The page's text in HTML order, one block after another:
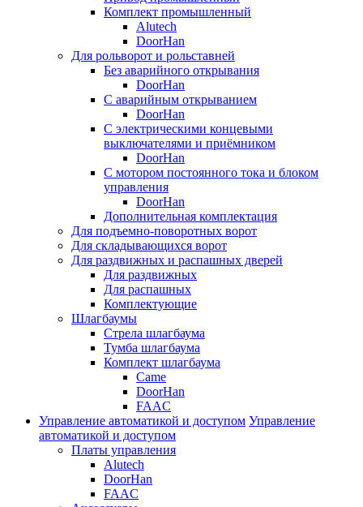
Комплект промышленный
Alutech
DoorHan
Для рольворот и рольставней
Без аварийного открывания
DoorHan
С аварийным открыванием
DoorHan
С электрическими концевыми
выключателями и приёмником
DoorHan
С мотором постоянного тока и блоком
управления
DoorHan
Дополнительная комплектация
Для подъемно-поворотных ворот
Для складывающихся ворот
Для раздвижных и распашных дверей
Для раздвижных
Для распашных
Комплектующие
Шлагбаумы
Стрела шлагбаума
Тумба шлагбаума
Комплект шлагбаума
Came
DoorHan
FAAC
Управление автоматикой и доступом Управление
автоматикой и доступом
Платы управления
Alutech
DoorHan
FAAC